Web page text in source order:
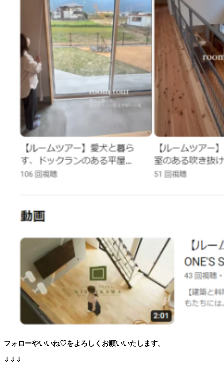
フォローやいいね♡をよろしくお願いいたします。
⇓⇓⇓